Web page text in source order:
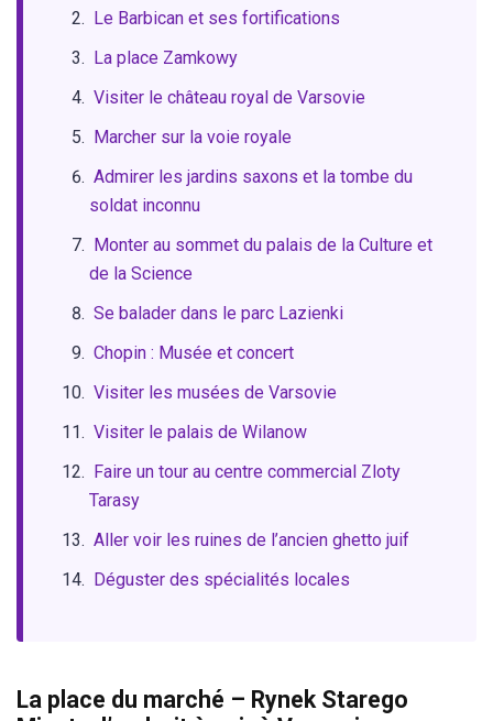
Le Barbican et ses fortifications
La place Zamkowy
Visiter le château royal de Varsovie
Marcher sur la voie royale
Admirer les jardins saxons et la tombe du
soldat inconnu
Monter au sommet du palais de la Culture et
de la Science
Se balader dans le parc Lazienki
Chopin : Musée et concert
Visiter les musées de Varsovie
Visiter le palais de Wilanow
Faire un tour au centre commercial Zloty
Tarasy
Aller voir les ruines de l’ancien ghetto juif
Déguster des spécialités locales
La place du marché – Rynek Starego